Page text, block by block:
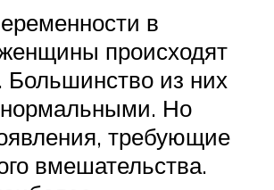
в
происходят
Большинство из них
Но
требующие
вмешательства.